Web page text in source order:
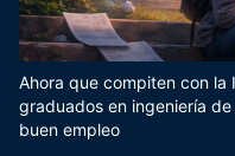
Ahora que compiten con la
graduados en ingeniería
buen empleo